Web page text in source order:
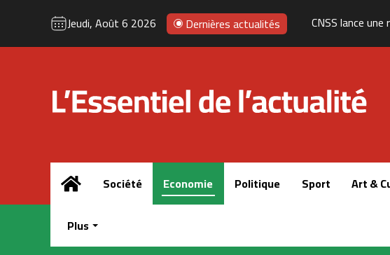
Jeudi, Août 6 2026 Dernières actualités
AccueilSociété Economie Politique Sport Art &
Plus